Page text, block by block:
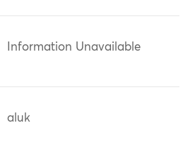
Information Unavailable
aluk